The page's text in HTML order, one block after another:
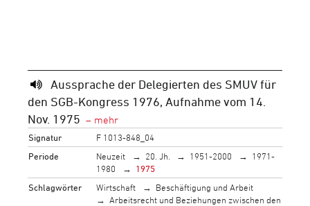
Aussprache der Delegierten des SMUV für
den SGB-Kongress 1976, Aufnahme vom 14.
Nov. 1975
Signatur
F 1013-848_04
Periode
Neuzeit 20. Jh. 1951-2000
1971-
1980
1975
Schlagwörter
Wirtschaft
Beschäftigung und Arbeit
Arbeitsrecht und Beziehungen zwischen den